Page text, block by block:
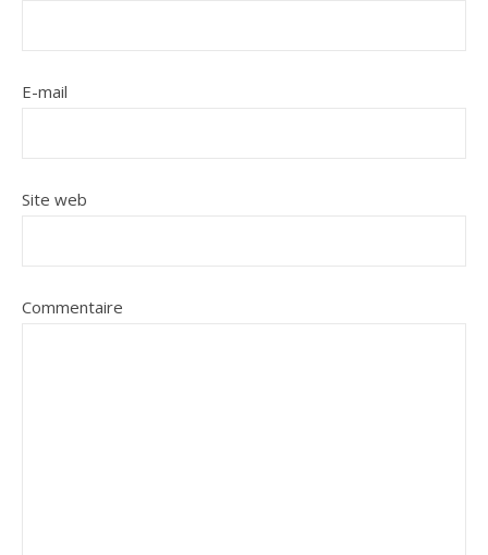
E-mail
Site web
Commentaire